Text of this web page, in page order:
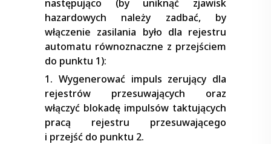
następująco (by uniknąć zjawisk
hazardowych należy zadbać, by
włączenie zasilania było dla rejestru
automatu równoznaczne z przejściem
do punktu 1):
1. Wygenerować impuls zerujący dla
rejestrów przesuwających oraz
włączyć blokadę impulsów taktujących
pracą rejestru przesuwającego
i przejść do punktu 2.